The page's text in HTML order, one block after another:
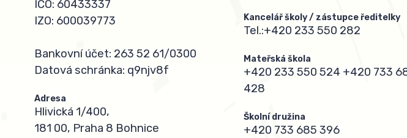
IČO: 60433337
IZO: 600039773
Bankovní účet: 263 52 61/0300
Datová schránka: q9njv8f
Adresa
Hlivická 1/400,
181 00, Praha 8 Bohnice
Kancelář školy / zástupce ředitelky
Tel.:+420 233 550 282
Mateřská škola
+420 233 550 524 +420 733
428
Školní družina
+420 733 685 396